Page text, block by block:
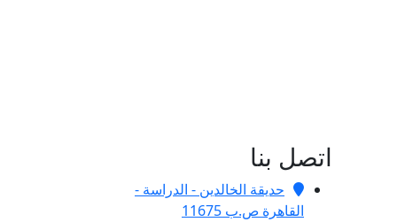
اتصل بنا
حديقة الخالدين - الدراسة -
القاهرة ص.ب 11675